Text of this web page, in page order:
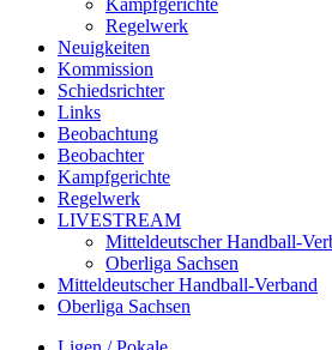
Regelwerk
Neuigkeiten
Kommission
Schiedsrichter
Links
Beobachtung
Beobachter
Kampfgerichte
Regelwerk
LIVESTREAM
Mitteldeutscher Handball-
Oberliga Sachsen
Mitteldeutscher Handball-Verband
Oberliga Sachsen